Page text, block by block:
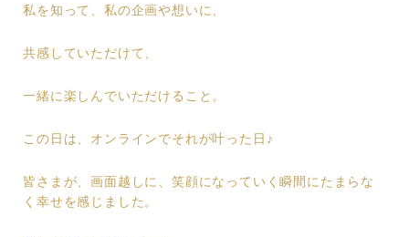
私を知って、私の企画や想いに、
共感していただけて、
一緒に楽しんでいただけること。
この日は、オンラインでそれが叶った日♪
皆さまが、画面越しに、笑顔になっていく瞬間にたまらな
く幸せを感じました。